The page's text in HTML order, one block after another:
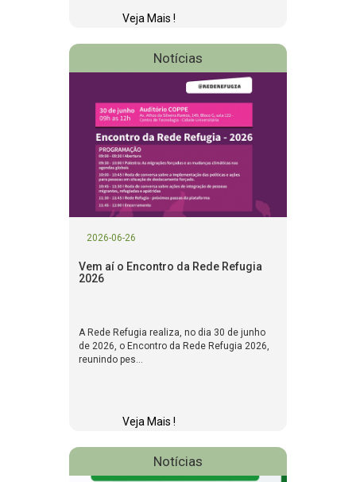
Veja Mais !
Notícias
2026-06-26
Vem aí o Encontro da Rede Refugia
2026
A Rede Refugia realiza, no dia 30 de junho
de 2026, o Encontro da Rede Refugia 2026,
reunindo pes...
Veja Mais !
Notícias